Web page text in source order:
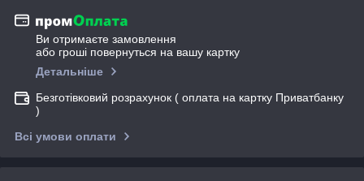
Ви отримаєте замовлення
або гроші повернуться на вашу картку
Детальніше
Безготівковий розрахунок ( оплата на картку Приватбанку
)
Всі умови оплати